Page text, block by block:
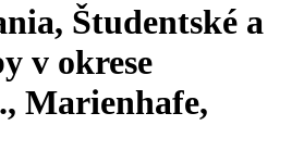
Študentské a
v okrese
Marienhafe,